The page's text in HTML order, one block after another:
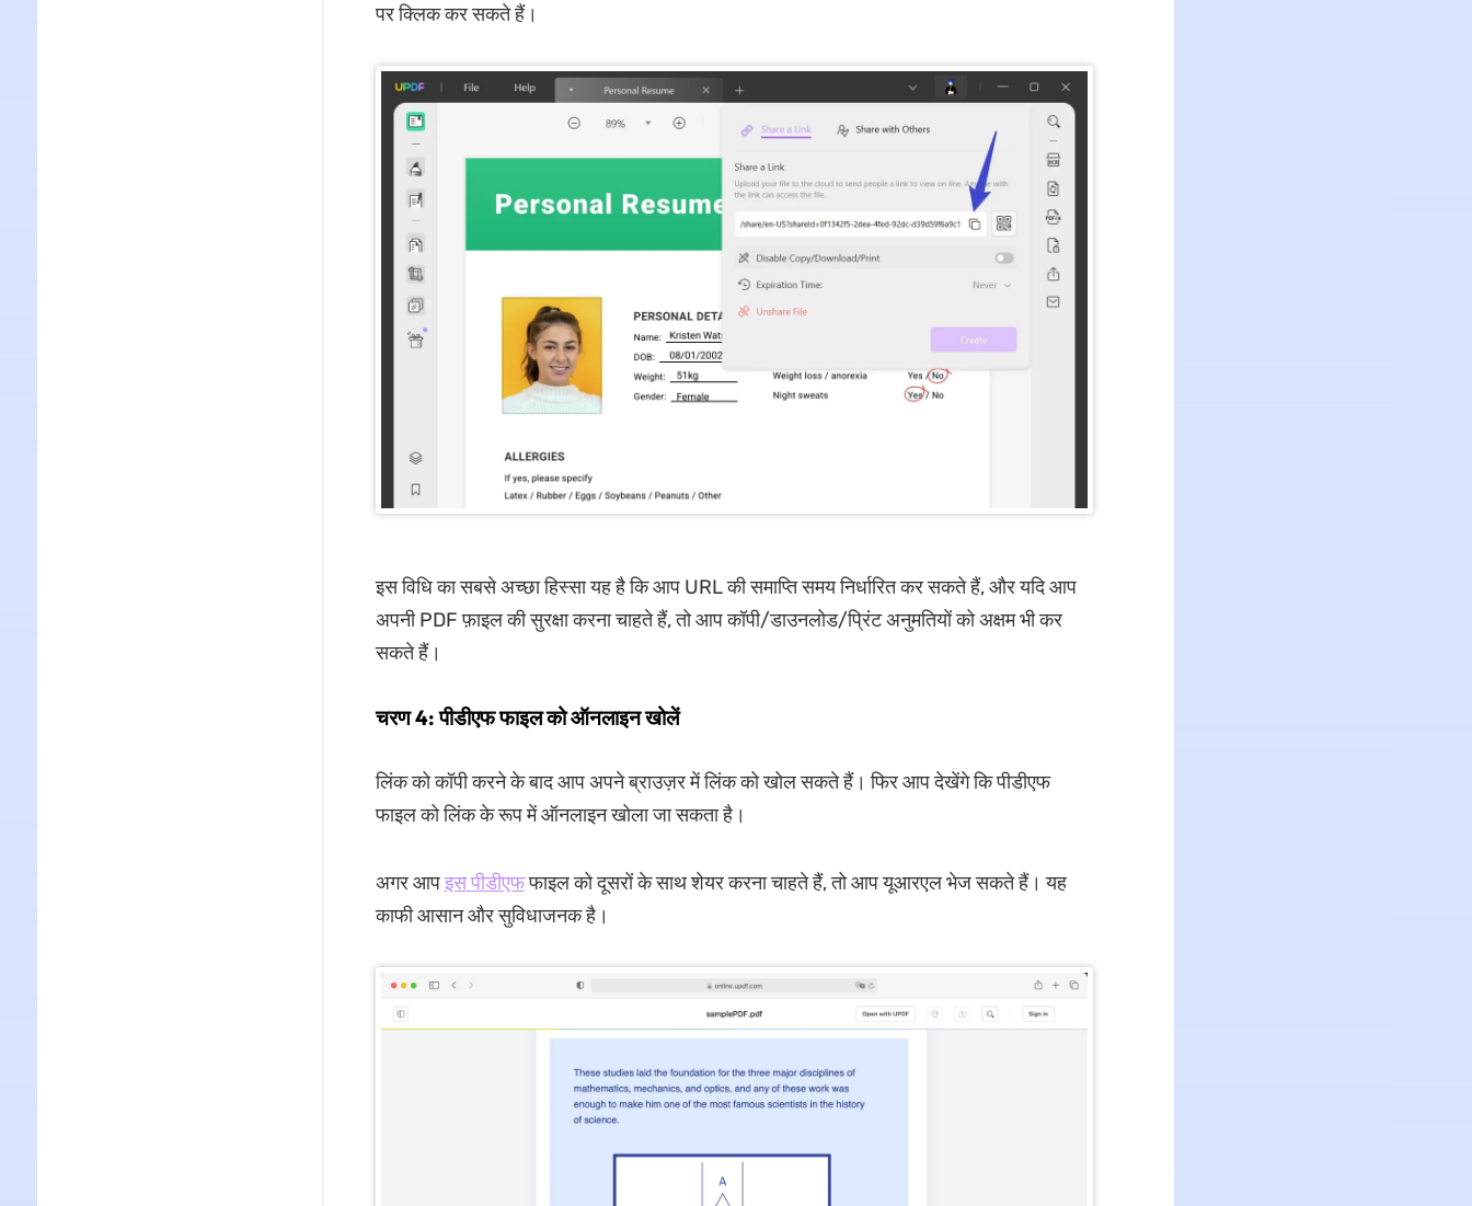
पर क्लिक कर सकते हैं।
इस विधि का सबसे अच्छा हिस्सा यह है कि आप URL की समाप्ति समय निर्धारित कर सकते हैं, और यदि आप
अपनी PDF फ़ाइल की सुरक्षा करना चाहते हैं, तो आप कॉपी/डाउनलोड/प्रिंट अनुमतियों को अक्षम भी कर
सकते हैं।
चरण 4: पीडीएफ फाइल को ऑनलाइन खोलें
लिंक को कॉपी करने के बाद आप अपने ब्राउज़र में लिंक को खोल सकते हैं। फिर आप देखेंगे कि पीडीएफ
फाइल को लिंक के रूप में ऑनलाइन खोला जा सकता है।
अगर आपइस पीडीएफफाइल को दूसरों के साथ शेयर करना चाहते हैं, तो आप यूआरएल भेज सकते हैं। यह
काफी आसान और सुविधाजनक है।